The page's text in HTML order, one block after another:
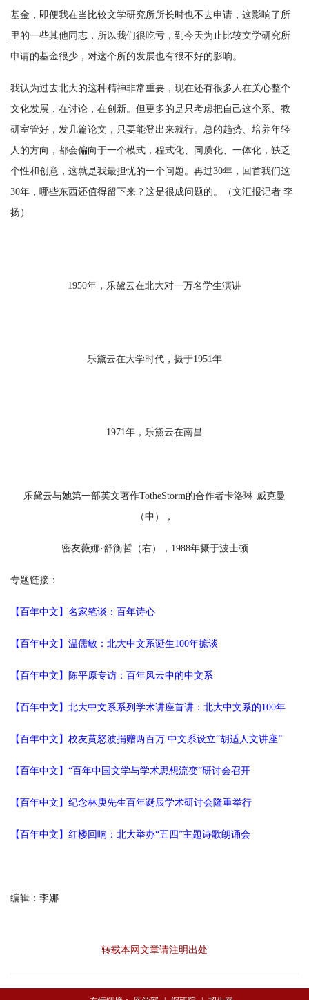
基金，即便我在当比较文学研究所所长时也不去申请，这影响了所
里的一些其他同志，所以我们很吃亏，到今天为止比较文学研究所
申请的基金很少，对这个所的发展也有很不好的影响。
我认为过去北大的这种精神非常重要，现在还有很多人在关心整个
文化发展，在讨论，在创新。但更多的是只考虑把自己这个系、教
研室管好，发几篇论文，只要能登出来就行。总的趋势、培养年轻
人的方向，都会偏向于一个模式，程式化、同质化、一体化，缺乏
个性和创意，这就是我最担忧的一个问题。再过30年，回首我们这
30年，哪些东西还值得留下来？这是很成问题的。（文汇报记者 李
扬）
1950年，乐黛云在北大对一万名学生演讲
乐黛云在大学时代，摄于1951年
1971年，乐黛云在南昌
乐黛云与她第一部英文著作TotheStorm的合作者卡洛琳·威克曼
（中），
密友薇娜·舒衡哲（右），1988年摄于波士顿
专题链接：
【百年中文】名家笔谈：百年诗心
【百年中文】温儒敏：北大中文系诞生100年摭谈
【百年中文】陈平原专访：百年风云中的中文系
【百年中文】北大中文系系列学术讲座首讲：北大中文系的100年
【百年中文】校友黄怒波捐赠两百万 中文系设立“胡适人文讲座”
【百年中文】“百年中国文学与学术思想流变”研讨会召开
【百年中文】纪念林庚先生百年诞辰学术研讨会隆重举行
【百年中文】红楼回响：北大举办“五四”主题诗歌朗诵会
编辑：李娜
转载本网文章请注明出处